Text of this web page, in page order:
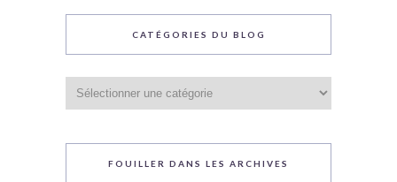
CATÉGORIES DU BLOG
du
blog
FOUILLER DANS LES ARCHIVES